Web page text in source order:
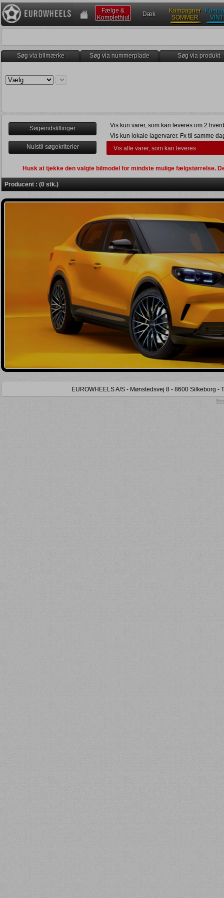
Fælge &
Komplethjul
Dæk
Kampagner
SOMMER
Søg via bilmærke Søg via nummerplade Søg via produkt
Søgeindstillinger
Nulstil søgekriterier
Vis kun varer, som kan leveres om 2
Vis kun lokale lagervarer. Fx til samme
Vis alle varer, som kan leveres
Levering senest om 2 uger
Anden dato
)
Kun tidligere købt ()
Kun egnet til vinterbrug ()
Kun direkte navboring ()
Husk at tjekke den valgte bilmodel for mindste mulige fælgstørrelse.
Producent : (0 stk.)
EUROWHEELS A/S - Mønstedsvej 8 - 8600 Silkeborg